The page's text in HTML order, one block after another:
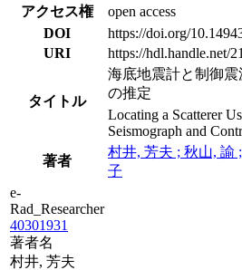
アクセス権
open access
DOI
https://doi.org/
URI
https://hdl.handle.net/
タイトル
海底地震計と制御
の推定
Locating a Scatterer
Seismograph and
著者
村井, 芳夫 ; 秋山, 諭
子
e-
Rad_Researcher
40301931
著者名
村井, 芳夫